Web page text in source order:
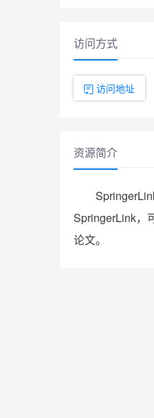
访问方式
访问地址
资源简介
SpringerLink，
论文。